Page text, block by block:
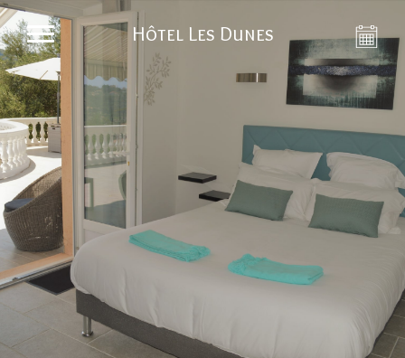
Hôtel Les Dunes